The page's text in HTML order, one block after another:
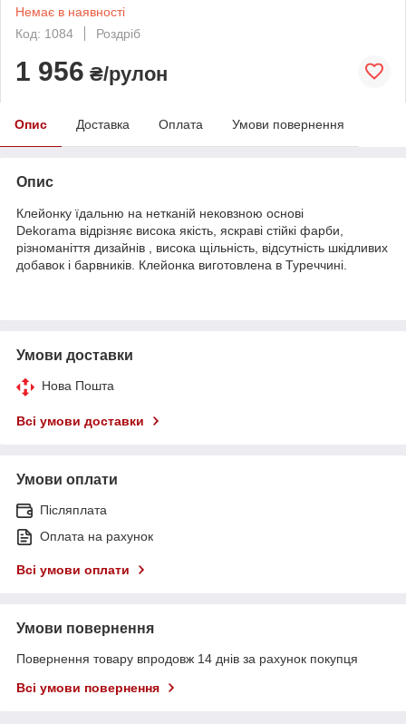
Немає в наявності
Код: 1084
Роздріб
1 956 ₴/рулон
Опис Доставка Оплата Умови повернення
Опис
Клейонку їдальню на нетканій нековзною основі
Dekorama відрізняє висока якість, яскраві стійкі фарби,
різноманіття дизайнів , висока щільність, відсутність шкідливих
добавок і барвників. Клейонка виготовлена в Туреччині.
Умови доставки
Нова Пошта
Всі умови доставки
Умови оплати
Післяплата
Оплата на рахунок
Всі умови оплати
Умови повернення
Повернення товару впродовж 14 днів за рахунок покупця
Всі умови повернення